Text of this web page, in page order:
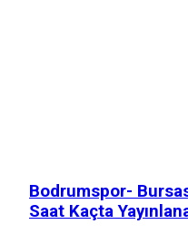
Bodrumspor-
Saat Kaçta